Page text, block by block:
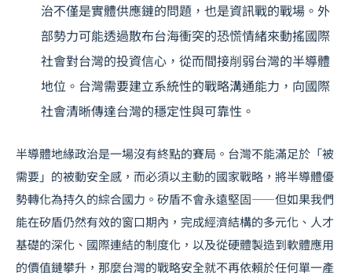
治不僅是實體供應鏈的問題，也是資訊戰的戰場。外
部勢力可能透過散布台海衝突的恐慌情緒來動搖國際
社會對台灣的投資信心，從而間接削弱台灣的半導體
地位。台灣需要建立系統性的戰略溝通能力，向國際
社會清晰傳達台灣的穩定性與可靠性。
半導體地緣政治是一場沒有終點的賽局。台灣不能滿足於「被
需要」的被動安全感，而必須以主動的國家戰略，將半導體優
勢轉化為持久的綜合國力。矽盾不會永遠堅固——但如果我們
能在矽盾仍然有效的窗口期內，完成經濟結構的多元化、人才
基礎的深化、國際連結的制度化，以及從硬體製造到軟體應用
的價值鏈攀升，那麼台灣的戰略安全就不再依賴於任何單一產